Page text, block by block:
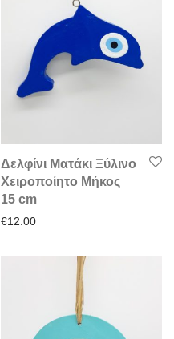
Δελφίνι Ματάκι Ξύλινο
Χειροποίητο Μήκος
15 cm
€12.00